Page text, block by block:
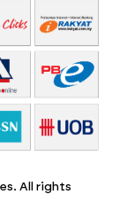
All rights